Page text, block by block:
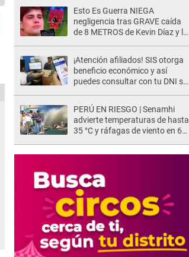
Esto Es Guerra NIEGA
negligencia tras GRAVE caída
de 8 METROS de Kevin Díaz y lo
¡Atención afiliados! SIS otorga
beneficio económico y así
puedes consultar con tu DNI si
PERÚ EN RIESGO | Senamhi
advierte temperaturas de hasta
35 °C y ráfagas de viento en 6